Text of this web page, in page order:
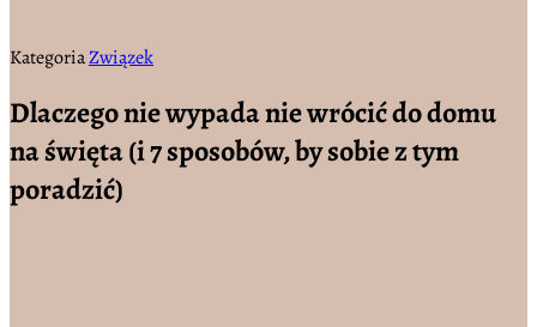
KategoriaZwiązek
Dlaczego nie wypada nie wrócić do domu
na święta (i 7 sposobów, by sobie z tym
poradzić)